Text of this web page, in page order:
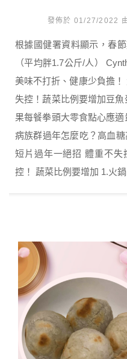
發佈於 01/27/2022
根據國健署資料顯示，春
（平均胖1.7公斤/人）
美味不打折、健康少負擔
失控！蔬菜比例要增加豆
果每餐拳頭大零食點心應
病族群過年怎麼吃？高血
短片過年一絕招 體重不失
控！ 蔬菜比例要增加 1.火